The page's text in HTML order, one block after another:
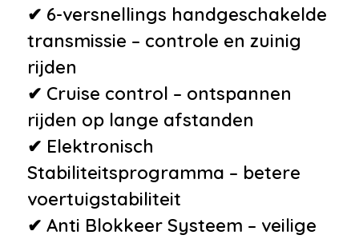
• Extra getint glas achter
• Lendesteun(en) verstelbaar
•Niet in gerookt
•
Roetfilter
•WiFi
•
Zomerbanden
✔ 6-versnellings handgeschakelde
transmissie – controle en zuinig
rijden
✔ Cruise control – ontspannen
rijden op lange afstanden
✔ Elektronisch
Stabiliteitsprogramma – betere
voertuigstabiliteit
✔ Anti Blokkeer Systeem – veilige